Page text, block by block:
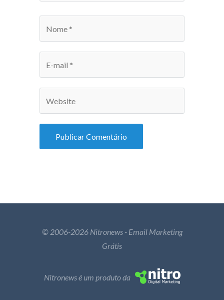
© 2006-2026 Nitronews - Email Marketing
Grátis
Nitronews é um produto da